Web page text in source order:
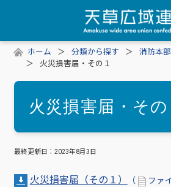
ホーム 分類から探す 消防本部
火災損害届・その１
火災損害届・その
最終更新日： 2023年8月3日
火災損害届（その１） （
ファ